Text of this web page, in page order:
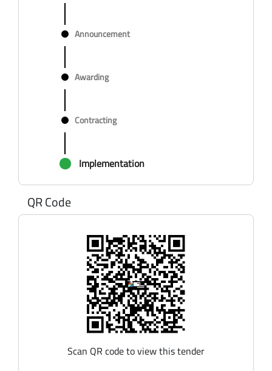
Announcement
Awarding
Contracting
Implementation
QR Code
Scan QR code to view this tender